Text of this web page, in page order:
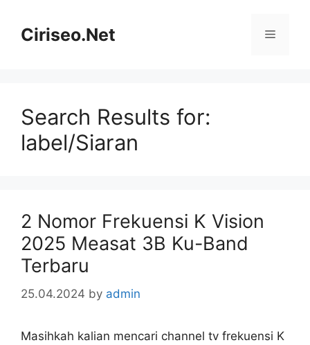
contentCiriseo.Net Menu
Search Results for:
label/Siaran
2 Nomor Frekuensi K Vision
2025 Measat 3B Ku-Band
Terbaru
25.04.2024 by admin
Masihkah kalian mencari channel tv frekuensi K